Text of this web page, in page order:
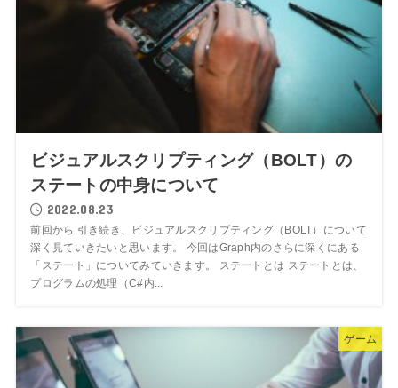
ビジュアルスクリプティング（BOLT）の
ステートの中身について
2022.08.23
前回から 引き続き、ビジュアルスクリプティング（BOLT）について
深く見ていきたいと思います。 今回はGraph内のさらに深くにある
「ステート」についてみていきます。 ステートとは ステートとは、
プログラムの処理（C#内...
ゲーム